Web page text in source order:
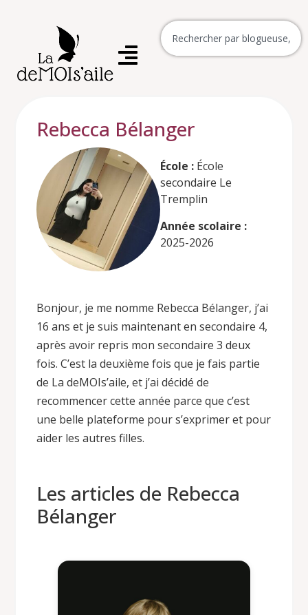
Rebecca Bélanger
École : École
secondaire Le
Tremplin
Année scolaire :
2025-2026
Bonjour, je me nomme Rebecca Bélanger, j’ai
16 ans et je suis maintenant en secondaire 4,
après avoir repris mon secondaire 3 deux
fois. C’est la deuxième fois que je fais partie
de La deMOIs’aile, et j’ai décidé de
recommencer cette année parce que c’est
une belle plateforme pour s’exprimer et pour
aider les autres filles.
Les articles de Rebecca
Bélanger